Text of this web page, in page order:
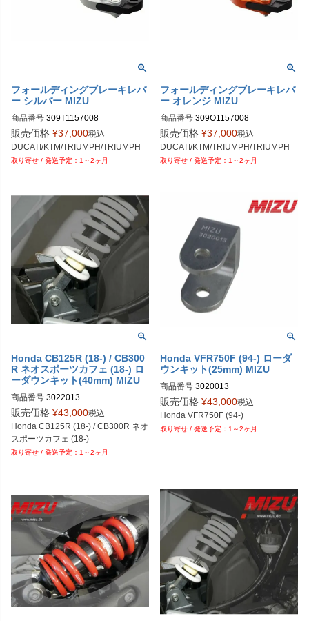
フォールディングブレーキレバ
ー シルバー MIZU
商品番号 309T1157008
販売価格 ¥37,000税込
DUCATI/KTM/TRIUMPH/TRIUMPH
1～2ヶ月
フォールディングブレーキレバ
ー オレンジ MIZU
商品番号 309O1157008
販売価格 ¥37,000税込
DUCATI/KTM/TRIUMPH/TRIUMPH
1～2ヶ月
Honda CB125R (18-) / CB300
R ネオスポーツカフェ (18-) ロ
ーダウンキット(40mm) MIZU
商品番号 3022013
販売価格 ¥43,000税込
Honda CB125R (18-) / CB300R ネオ
スポーツカフェ (18-)
1～2ヶ月
Honda VFR750F (94-) ローダ
ウンキット(25mm) MIZU
商品番号 3020013
販売価格 ¥43,000税込
Honda VFR750F (94-)
1～2ヶ月